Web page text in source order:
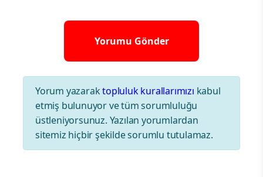
Yorum yazaraktopluluk kurallarımızı kabul
etmiş bulunuyor ve tüm sorumluluğu
üstleniyorsunuz. Yazılan yorumlardan
sitemiz hiçbir şekilde sorumlu tutulamaz.